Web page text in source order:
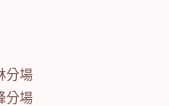
分場
分場